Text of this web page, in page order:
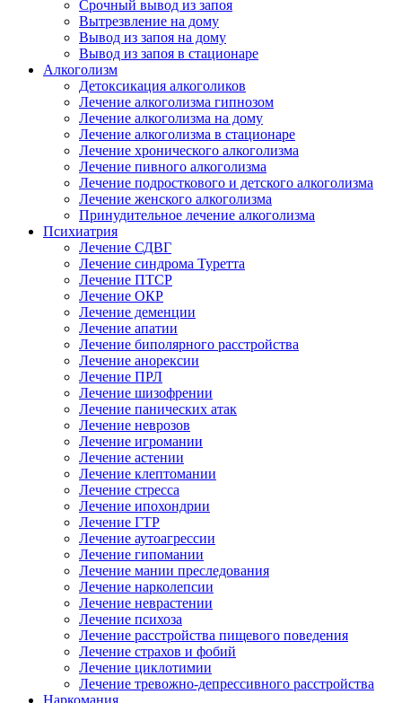
Срочный вывод из запоя
Вытрезвление на дому
Вывод из запоя на дому
Вывод из запоя в стационаре
Алкоголизм
Детоксикация алкоголиков
Лечение алкоголизма гипнозом
Лечение алкоголизма на дому
Лечение алкоголизма в стационаре
Лечение хронического алкоголизма
Лечение пивного алкоголизма
Лечение подросткового и детского алкоголизма
Лечение женского алкоголизма
Принудительное лечение алкоголизма
Психиатрия
Лечение СДВГ
Лечение синдрома Туретта
Лечение ПТСР
Лечение ОКР
Лечение деменции
Лечение апатии
Лечение биполярного расстройства
Лечение анорексии
Лечение ПРЛ
Лечение шизофрении
Лечение панических атак
Лечение неврозов
Лечение игромании
Лечение астении
Лечение клептомании
Лечение стресса
Лечение ипохондрии
Лечение ГТР
Лечение аутоагрессии
Лечение гипомании
Лечение мании преследования
Лечение нарколепсии
Лечение неврастении
Лечение психоза
Лечение расстройства пищевого поведения
Лечение страхов и фобий
Лечение циклотимии
Лечение тревожно-депрессивного расстройства
Наркомания